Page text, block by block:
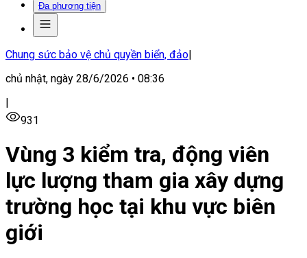
Đa phương tiện
Chung sức bảo vệ chủ quyền biển, đảo|
chủ nhật, ngày 28/6/2026 • 08:36
|
931
Vùng 3 kiểm tra, động viên
lực lượng tham gia xây dựng
trường học tại khu vực biên
giới